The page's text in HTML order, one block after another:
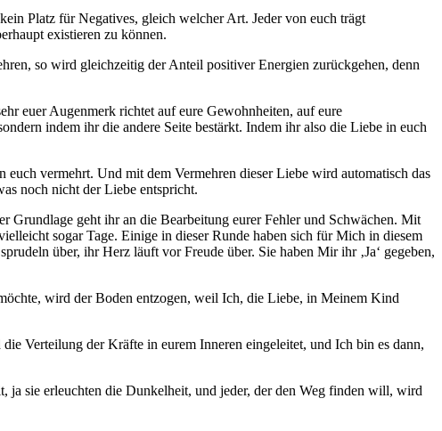
Platz für Negatives, gleich welcher Art. Jeder von euch trägt
existieren zu können.
so wird gleichzeitig der Anteil positiver Energien zurückgehen, denn
euer Augenmerk richtet auf eure Gewohnheiten, auf eure
indem ihr die andere Seite bestärkt. Indem ihr also die Liebe in euch
vermehrt. Und mit dem Vermehren dieser Liebe wird automatisch das
noch nicht der Liebe entspricht.
Grundlage geht ihr an die Bearbeitung eurer Fehler und Schwächen. Mit
sogar Tage. Einige in dieser Runde haben sich für Mich in diesem
über, ihr Herz läuft vor Freude über. Sie haben Mir ihr ‚Ja‘ gegeben,
wird der Boden entzogen, weil Ich, die Liebe, in Meinem Kind
Verteilung der Kräfte in eurem Inneren eingeleitet, und Ich bin es dann,
sie erleuchten die Dunkelheit, und jeder, der den Weg finden will, wird